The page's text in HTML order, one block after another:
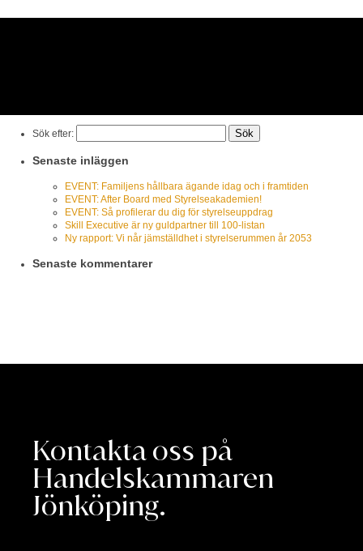
Sök efter:
Senaste inläggen
EVENT: Familjens hållbara ägande idag och i framtiden
EVENT: After Board med Styrelseakademien!
EVENT: Så profilerar du dig för styrelseuppdrag
Skill Executive är ny guldpartner till 100-listan
Ny rapport: Vi når jämställdhet i styrelserummen år 2053
Senaste kommentarer
Kontakta oss på
Handelskammaren
Jönköping.